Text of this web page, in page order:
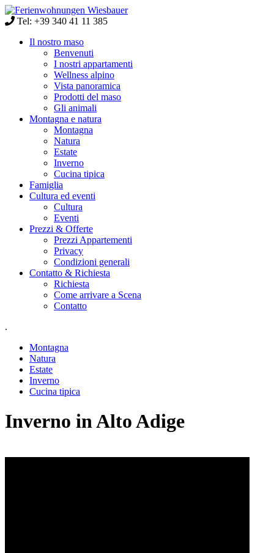
Tel: +39 340 41 11 385
Il nostro maso
Benvenuti
I nostri appartamenti
Wellness alpino
Vista panoramica
Prodotti del maso
Gli animali
Montagna e natura
Montagna
Natura
Estate
Inverno
Cucina tipica
Famiglia
Cultura ed eventi
Cultura
Eventi
Prezzi & Offerte
Prezzi Appartementi
Privacy
Condizioni generali
Contatto & Richiesta
Richiesta
Come arrivare a Scena
Contatto
.
Montagna
Natura
Estate
Inverno
Cucina tipica
Inverno in Alto Adige